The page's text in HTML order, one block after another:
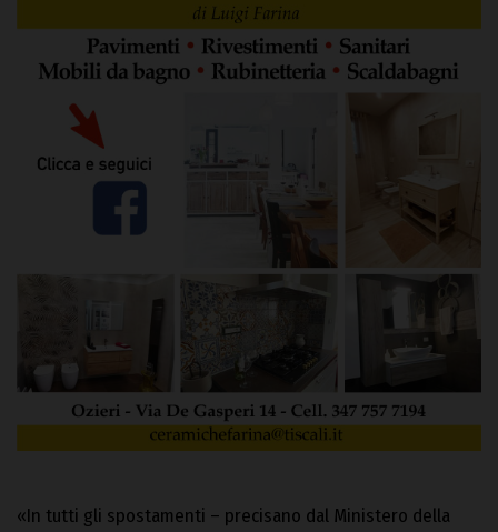
«In tutti gli spostamenti – precisano dal Ministero della